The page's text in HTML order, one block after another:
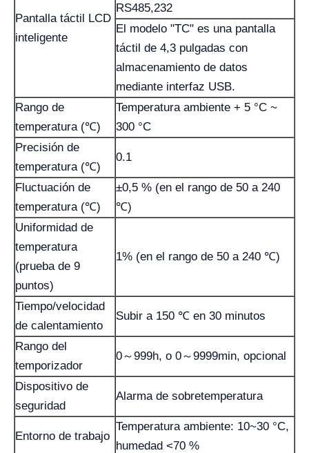
Pantalla táctil LCD
inteligente
RS485,232
El modelo "TC" es una pantalla
táctil de 4,3 pulgadas con
almacenamiento de datos
mediante interfaz USB.
Rango de
temperatura (℃)
Temperatura ambiente + 5 °C ~
300 °C
Precisión de
temperatura (℃)
0.1
Fluctuación de
temperatura (℃)
±0,5 % (en el rango de 50 a 240
℃)
Uniformidad de
temperatura
(prueba de 9
puntos)
1% (en el rango de 50 a 240 ℃)
Tiempo/velocidad
de calentamiento
Subir a 150 ℃ en 30 minutos
Rango del
temporizador
0～999h, o 0～9999min, opcional
Dispositivo de
seguridad
Alarma de sobretemperatura
Entorno de trabajo
Temperatura ambiente: 10~30 °C,
humedad <70 %